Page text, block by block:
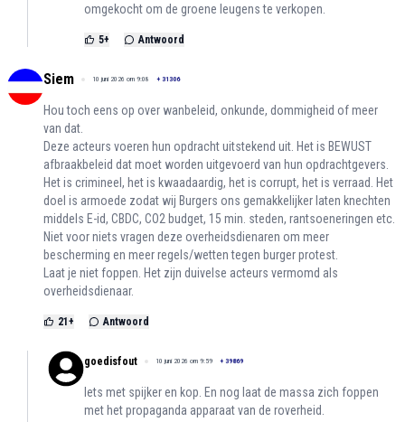
omgekocht om de groene leugens te verkopen.
5+ Antwoord
Siem 10 juni 2026 om 9:08 + 31306
Hou toch eens op over wanbeleid, onkunde, dommigheid of meer
van dat.
Deze acteurs voeren hun opdracht uitstekend uit. Het is BEWUST
afbraakbeleid dat moet worden uitgevoerd van hun opdrachtgevers.
Het is crimineel, het is kwaadaardig, het is corrupt, het is verraad. Het
doel is armoede zodat wij Burgers ons gemakkelijker laten knechten
middels E-id, CBDC, CO2 budget, 15 min. steden, rantsoeneringen etc.
Niet voor niets vragen deze overheidsdienaren om meer
bescherming en meer regels/wetten tegen burger protest.
Laat je niet foppen. Het zijn duivelse acteurs vermomd als
overheidsdienaar.
21 + Antwoord
goedisfout 10 juni 2026 om 9:59 + 39869
Iets met spijker en kop. En nog laat de massa zich foppen
met het propaganda apparaat van de roverheid.